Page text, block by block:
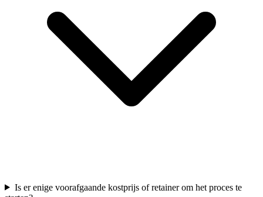
Is er enige voorafgaande kostprijs of retainer om het proces te